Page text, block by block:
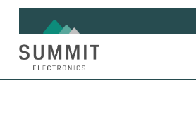
Skip
main
content